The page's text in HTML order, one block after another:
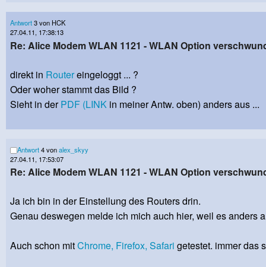
Antwort3 von HCK
27.04.11, 17:38:13
Re: Alice Modem WLAN 1121 - WLAN Option
direkt in Routereingeloggt ... ?
Oder woher stammt das Bild ?
Sieht in derPDF (LINK in meiner Antw. oben) anders aus ...
Antwort4 vonalex_skyy
27.04.11, 17:53:07
Re: Alice Modem WLAN 1121 - WLAN Option
Ja ich bin in der Einstellung des Routers drin.
Genau deswegen melde ich mich auch hier, weil es anders
Auch schon mitChrome, Firefox, Safari getestet. immer das